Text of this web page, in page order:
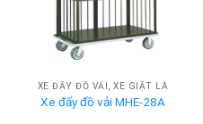
XE ĐẨY ĐỒ VẢI, XE GIẶT LÀ
Xe đẩy đồ vải MHE-28A